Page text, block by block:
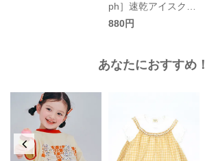
ph］速乾アイスクリ
ームティアードトッ
880円
あなたにおすすめ！